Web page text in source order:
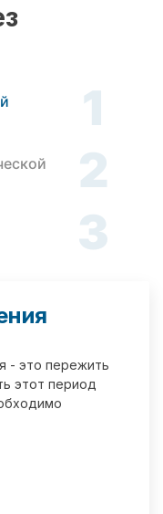
1
2
3
- это пережить
этот период